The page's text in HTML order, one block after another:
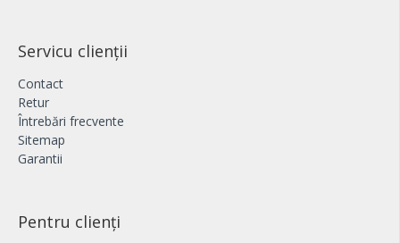
Servicu clienții
Contact
Retur
Întrebări frecvente
Sitemap
Garantii
Pentru clienți